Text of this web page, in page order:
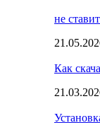
не
Как